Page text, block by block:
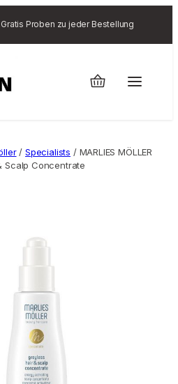
Proben zu jeder Bestellung
/Specialists / MARLIES MÖLLER
Scalp Concentrate